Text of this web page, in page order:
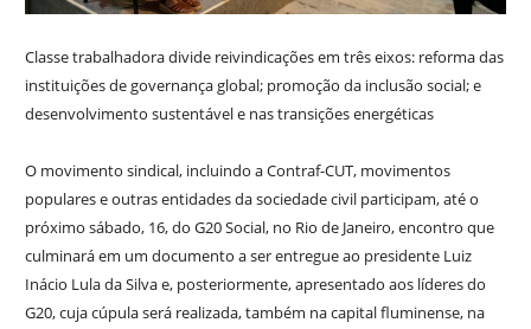
Classe trabalhadora divide reivindicações em três eixos: reforma das
instituições de governança global; promoção da inclusão social; e
desenvolvimento sustentável e nas transições energéticas
O movimento sindical, incluindo a Contraf-CUT, movimentos
populares e outras entidades da sociedade civil participam, até o
próximo sábado, 16, do G20 Social, no Rio de Janeiro, encontro que
culminará em um documento a ser entregue ao presidente Luiz
Inácio Lula da Silva e, posteriormente, apresentado aos líderes do
G20, cuja cúpula será realizada, também na capital fluminense, na